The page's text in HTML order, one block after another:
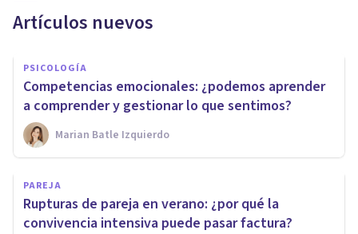
Artículos nuevos
PSICOLOGÍA
Competencias emocionales: ¿podemos aprender
a comprender y gestionar lo que sentimos?
Marian Batle Izquierdo
PAREJA
Rupturas de pareja en verano: ¿por qué la
convivencia intensiva puede pasar factura?